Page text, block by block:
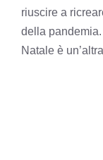
riuscire a
della pandemia.
Natale è